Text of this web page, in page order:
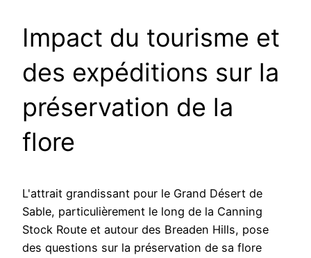
Impact du tourisme et
des expéditions sur la
préservation de la
flore
L'attrait grandissant pour le Grand Désert de
Sable, particulièrement le long de la Canning
Stock Route et autour des Breaden Hills, pose
des questions sur la préservation de sa flore